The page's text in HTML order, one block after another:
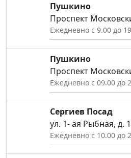
Пушкино
Проспект
Ежедневно с 9.00 до
Пушкино
Проспект
Ежедневно с 09.00 до
Сергиев Посад
ул. 1- ая Рыбная, д.
Ежедневно с 10.00 до